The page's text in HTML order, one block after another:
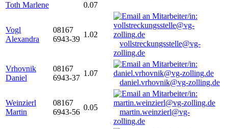
Toth Marlene
0.07
Vogl
Alexandra
08167
6943-39
1.02
vollstreckungsstelle@vg-
zolling.de
Vrhovnik
Daniel
08167
6943-37
1.07
daniel.vrhovnik@vg-zolling.de
Weinzierl
Martin
08167
6943-56
0.05
martin.weinzierl@vg-
zolling.de